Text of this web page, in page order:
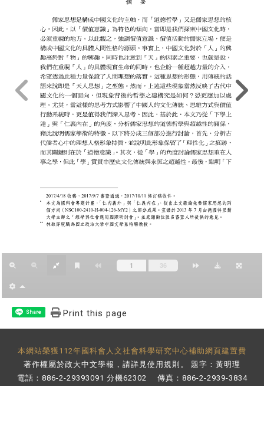
Share Print this page
本網站榮獲112年國科會人文社會科學研究中心補助網頁建置費
著作權屬於政大中文學報，請詳見使用規則 。 題字：黃明理
電話：886-2-29393091 分機62302 傳真：886-2-2939-3834